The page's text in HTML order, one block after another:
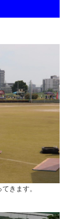
きます。